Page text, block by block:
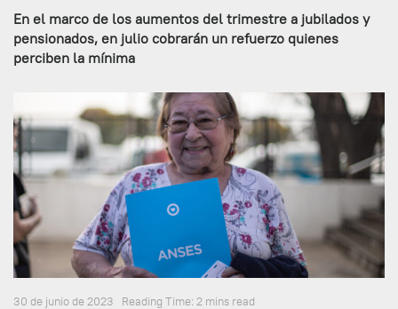
En el marco de los aumentos del trimestre a jubilados y
pensionados, en julio cobrarán un refuerzo quienes
perciben la mínima
30 de junio de 2023 Reading Time: 2 mins read